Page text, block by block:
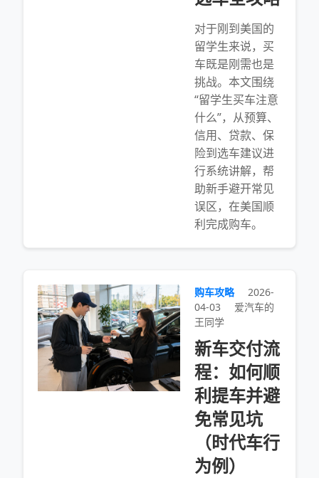
对于刚到美国的
留学生来说，买
车既是刚需也是
挑战。本文围绕
“留学生买车注意
什么”，从预算、
信用、贷款、保
险到选车建议进
行系统讲解，帮
助新手避开常见
误区，在美国顺
利完成购车。
购车攻略
2026-
04-03
爱汽车的
王同学
新车交付流
程：如何顺
利提车并避
免常见坑
（时代车行
为例）